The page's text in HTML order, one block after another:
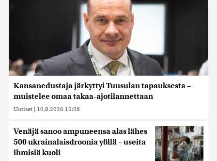
Kansanedustaja järkyttyi Tuusulan tapauksesta –
muistelee omaa takaa-ajotilannettaan
Uutiset | 10.8.2026 15:28
Venäjä sanoo ampuneensa alas lähes
500 ukrainalaisdroonia yöllä – useita
ihmisiä kuoli